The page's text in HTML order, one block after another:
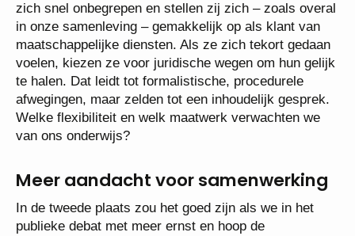
zich snel onbegrepen en stellen zij zich – zoals overal
in onze samenleving – gemakkelijk op als klant van
maatschappelijke diensten. Als ze zich tekort gedaan
voelen, kiezen ze voor juridische wegen om hun gelijk
te halen. Dat leidt tot formalistische, procedurele
afwegingen, maar zelden tot een inhoudelijk gesprek.
Welke flexibiliteit en welk maatwerk verwachten we
van ons onderwijs?
Meer aandacht voor samenwerking
In de tweede plaats zou het goed zijn als we in het
publieke debat met meer ernst en hoop de